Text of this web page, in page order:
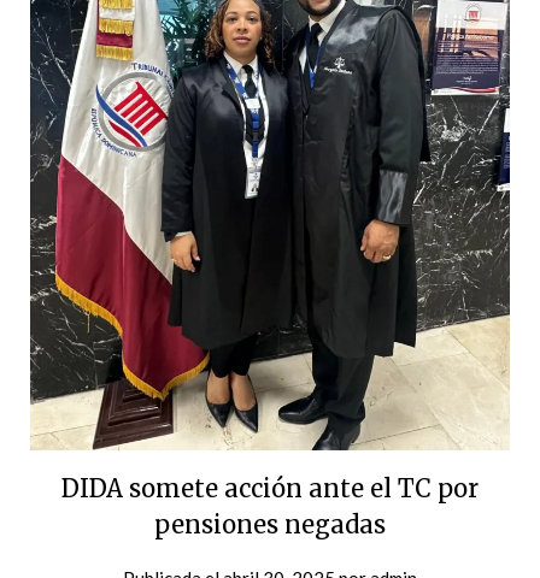
DIDA somete acción ante el TC por
pensiones negadas